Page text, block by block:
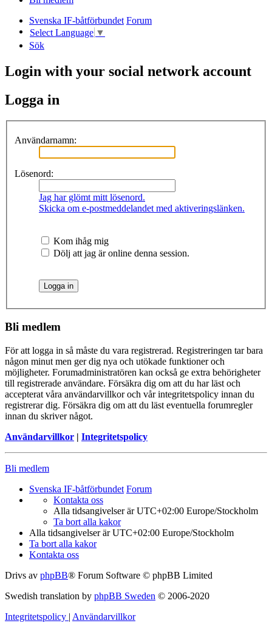
Svenska IF-båtförbundet Forum
Select Language ▼
Sök
Login with your social network account
Logga in
Användarnamn:
Lösenord:
Jag har glömt mitt lösenord.
Skicka om e-postmeddelandet med aktiveringslänken.
Kom ihåg mig
Dölj att jag är online denna session.
Bli medlem
För att logga in så måste du vara registrerad. Registreringen tar bara
någon minut men ger dig nya och utökade funktioner och
möjligheter. Forumadministratören kan också ge extra behörigheter
till registrerade användare. Försäkra dig om att du har läst och
accepterat våra användarvillkor och vår integritetspolicy innan du
registrerar dig. Försäkra dig om att du läst eventuella forumregler
innan du skriver något.
Användarvillkor | Integritetspolicy
Bli medlem
Svenska IF-båtförbundet Forum
Kontakta oss
Alla tidsangivelser är UTC+02:00 Europe/Stockholm
Ta bort alla kakor
Alla tidsangivelser är UTC+02:00 Europe/Stockholm
Ta bort alla kakor
Kontakta oss
Drivs av phpBB® Forum Software © phpBB Limited
Swedish translation by phpBB Sweden © 2006-2020
Integritetspolicy | Användarvillkor